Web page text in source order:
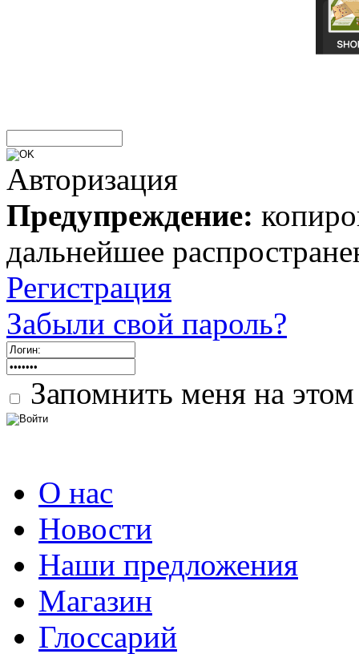
Авторизация
Предупреждение:
дальнейшее
Регистрация
Забыли свой пароль?
Запомнить меня на
О нас
Новости
Наши предложения
Магазин
Глоссарий